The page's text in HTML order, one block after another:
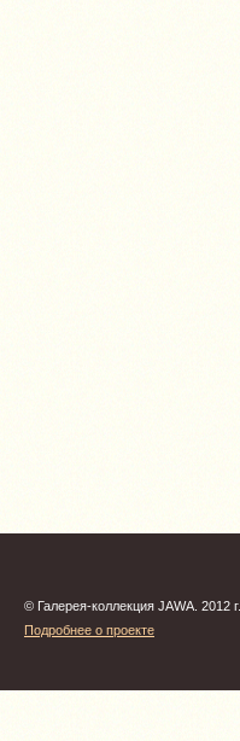
© Галерея-коллекция JAWA. 2012 г.
Подробнее о проекте